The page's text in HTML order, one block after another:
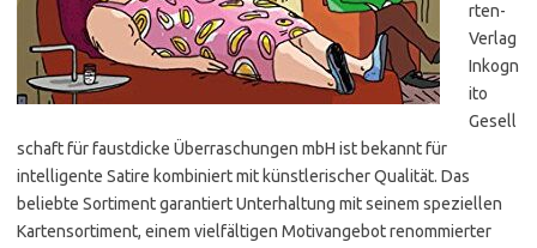
rten-
Verlag
Inkogn
ito
Gesell
schaft für faustdicke Überraschungen mbH ist bekannt für
intelligente Satire kombiniert mit künstlerischer Qualität. Das
beliebte Sortiment garantiert Unterhaltung mit seinem speziellen
Kartensortiment, einem vielfältigen Motivangebot renommierter